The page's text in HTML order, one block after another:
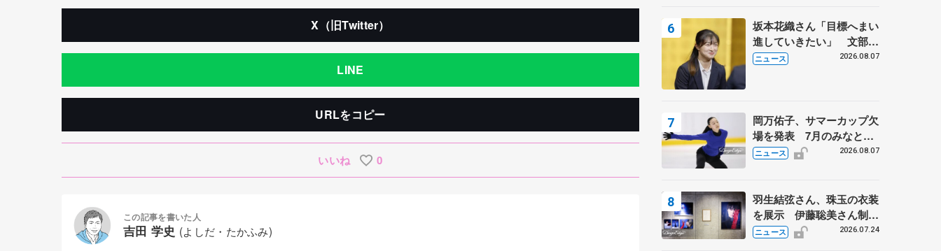
X（旧Twitter）
LINE
URLをコピー
いいね 0
この記事を書いた人
吉田 学史 (よしだ・たかふみ)
坂本花織さん「目標へまい
進していきたい」 文部科
学省スポーツ表彰式で代表
ニュース 2026.08.07
岡万佑子、サマーカップ欠
場を発表 7月のみなとア
クルス杯は腰痛の影響で
ニュース 2026.08.07
羽生結弦さん、珠玉の衣装
を展示 伊藤聡美さん制作
の一点もの、矢口亨さんが
ニュース 2026.07.24